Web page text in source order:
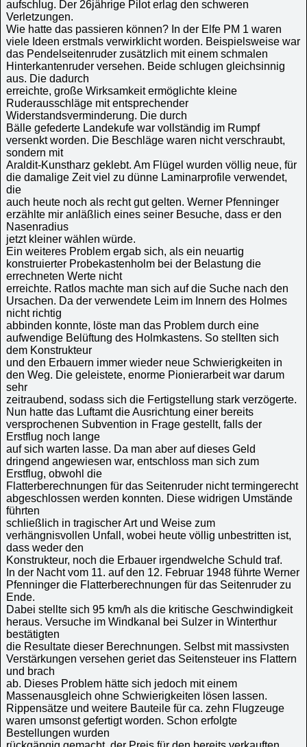
aufschlug. Der 26jährige Pilot erlag den schweren
Verletzungen.
Wie hatte das passieren können? In der Elfe PM 1 waren
viele Ideen erstmals ver­wirklicht worden. Beispielsweise war
das Pendelseitenruder zusätzlich mit einem schmalen
Hinterkantenruder versehen. Beide schlugen gleichsinnig
aus. Die dadurch
erreichte, große Wirksamkeit ermöglichte kleine
Ruderausschläge mit entsprechender
Widerstandsverminderung. Die durch
Bälle gefederte Landekufe war vollständig im Rumpf
versenkt worden. Die Beschläge waren nicht verschraubt,
sondern mit
Araldit-Kunstharz geklebt. Am Flügel wurden völlig neue, für
die damalige Zeit viel zu dünne Laminarprofile verwendet,
die
auch heute noch als recht gut gelten. Werner Pfenninger
erzählte mir anläßlich eines seiner Besuche, dass er den
Nasenradius
jetzt kleiner wählen würde.
Ein weiteres Problem ergab sich, als ein neuartig
konstruierter Probekastenholm bei der Belastung die
errechneten Werte nicht
erreichte. Ratlos machte man sich auf die Suche nach den
Ursachen. Da der verwendete Leim im Innern des Holmes
nicht richtig
abbinden konnte, löste man das Problem durch eine
aufwendige Belüftung des Holmkastens. So stellten sich
dem Konstrukteur
und den Erbauern immer wieder neue Schwierigkeiten in
den Weg. Die geleistete, enorme Pionierarbeit war darum
sehr
zeitraubend, sodass sich die Fertigstellung stark verzögerte.
Nun hatte das Luftamt die Ausrichtung einer bereits
versprochenen Subvention in Frage gestellt, falls der
Erstflug noch lange
auf sich warten lasse. Da man aber auf dieses Geld
dringend angewiesen war, entschloss man sich zum
Erstflug, obwohl die
Flatterberechnungen für das Seitenruder nicht termingerecht
abgeschlossen werden konnten. Diese widrigen Umstände
führten
schließlich in tragischer Art und Weise zum
verhängnisvollen Unfall, wobei heute völlig unbestritten ist,
dass weder den
Konstrukteur, noch die Erbauer irgendwelche Schuld traf.
In der Nacht vom 11. auf den 12. Februar 1948 führte Werner
Pfenninger die Flatterberechnungen für das Seitenruder zu
Ende.
Dabei stellte sich 95 km/h als die kritische Geschwindigkeit
heraus. Versuche im Windkanal bei Sulzer in Winterthur
bestätigten
die Resultate dieser Berechnungen. Selbst mit massivsten
Verstärkungen versehen geriet das Seitensteuer ins Flattern
und brach
ab. Dieses Problem hätte sich jedoch mit einem
Massenausgleich ohne Schwierigkeiten lösen lassen.
Rippensätze und weitere Bauteile für ca. zehn Flugzeuge
waren umsonst gefertigt worden. Schon erfolgte
Bestellungen wurden